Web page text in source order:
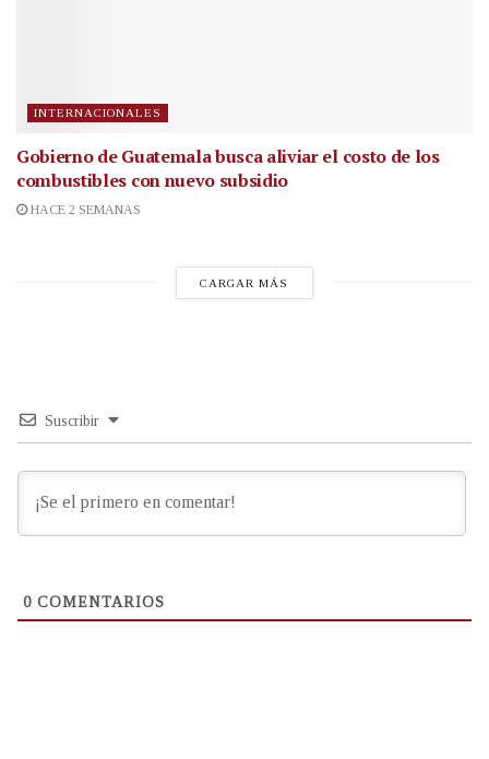
INTERNACIONALES
Gobierno de Guatemala busca aliviar el costo de los
combustibles con nuevo subsidio
HACE 2 SEMANAS
CARGAR MÁS
Suscribir
0 COMENTARIOS